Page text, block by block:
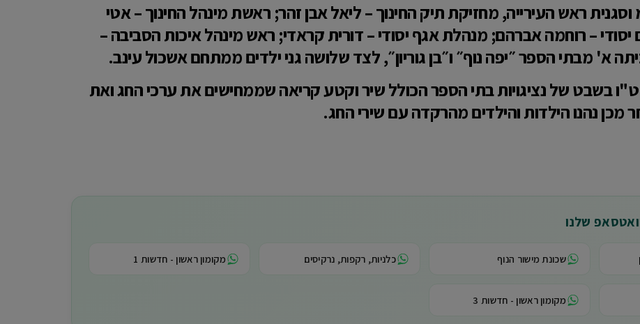
ראש העירייה, מחזיקת תיק החינוך – ליאל אבן זהר; ראשת מינהל החינוך – אטי
– רוחמה אברהם; מנהלת אגף יסודי – דורית קראדי; ראש מינהל איכות הסביבה –
א' מבתי הספר ״יפה נוף״ ו״בן גוריון״, לצד שלושה גני ילדים ממתחם אשכול עינב.
בשבט של נציגויות בתי הספר הכולל שיר וקטע קריאה שממחישים את ערכי החג ואת
מכן נהנו הילדות והילדים מהרקדה עם שירי החג.
שלנו
שכונת מישור הנוף כלניות, רקפות, נרקיסים מקומון ראשון - חדשות 1
מקומון ראשון - חדשות 3